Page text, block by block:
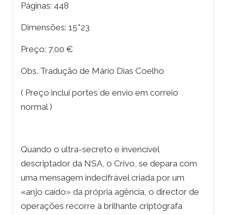
Páginas: 448
Dimensões: 15*23
Preço: 7,00 €
Obs. Tradução de Mário Dias Coelho
( Preço inclui portes de envio em correio
normal )
Quando o ultra-secreto e invencível
descriptador da NSA, o Crivo, se depara com
uma mensagem indecifrável criada por um
«anjo caído» da própria agência, o director de
operações recorre à brilhante criptógrafa